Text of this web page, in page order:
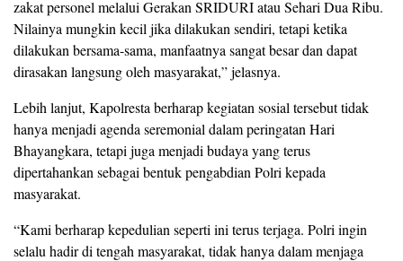
zakat personel melalui Gerakan SRIDURI atau Sehari Dua Ribu.
Nilainya mungkin kecil jika dilakukan sendiri, tetapi ketika
dilakukan bersama-sama, manfaatnya sangat besar dan dapat
dirasakan langsung oleh masyarakat,” jelasnya.
Lebih lanjut, Kapolresta berharap kegiatan sosial tersebut tidak
hanya menjadi agenda seremonial dalam peringatan Hari
Bhayangkara, tetapi juga menjadi budaya yang terus
dipertahankan sebagai bentuk pengabdian Polri kepada
masyarakat.
“Kami berharap kepedulian seperti ini terus terjaga. Polri ingin
selalu hadir di tengah masyarakat, tidak hanya dalam menjaga